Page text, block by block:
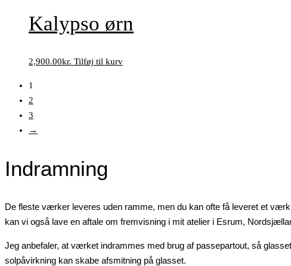
Kalypso ørn
2,900.00kr. Tilføj til kurv
1
2
3
→
Indramning
De fleste værker leveres uden ramme, men du kan ofte få leveret et
kan vi også lave en aftale om fremvisning i mit atelier i Esrum,
Jeg anbefaler, at værket indrammes med brug af passepartout, så
solpåvirkning kan skabe afsmitning på glasset.